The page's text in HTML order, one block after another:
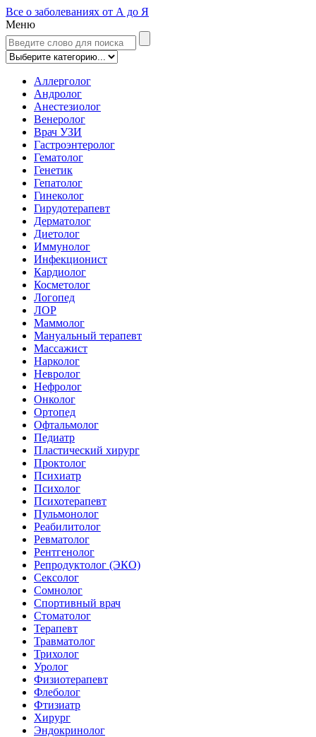
Все о заболеваниях от А до Я
Меню
Аллерголог
Андролог
Анестезиолог
Венеролог
Врач УЗИ
Гастроэнтеролог
Гематолог
Генетик
Гепатолог
Гинеколог
Гирудотерапевт
Дерматолог
Диетолог
Иммунолог
Инфекционист
Кардиолог
Косметолог
Логопед
ЛОР
Маммолог
Мануальный терапевт
Массажист
Нарколог
Невролог
Нефролог
Онколог
Ортопед
Офтальмолог
Педиатр
Пластический хирург
Проктолог
Психиатр
Психолог
Психотерапевт
Пульмонолог
Реабилитолог
Ревматолог
Рентгенолог
Репродуктолог (ЭКО)
Сексолог
Сомнолог
Спортивный врач
Стоматолог
Терапевт
Травматолог
Трихолог
Уролог
Физиотерапевт
Флеболог
Фтизиатр
Хирург
Эндокринолог